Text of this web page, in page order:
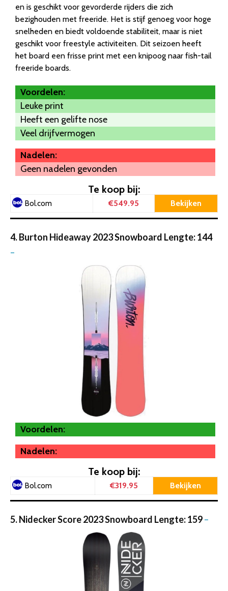
en is geschikt voor gevorderde rijders die zich
bezighouden met freeride. Het is stijf genoeg voor hoge
snelheden en biedt voldoende stabiliteit, maar is niet
geschikt voor freestyle activiteiten. Dit seizoen heeft
het board een frisse print met een knipoog naar fish-tail
freeride boards.
Voordelen:
Leuke print
Heeft een gelifte nose
Veel drijfvermogen
Nadelen:
Geen nadelen gevonden
Te koop bij:
Bol.com €549.95 Bekijken
4. Burton Hideaway 2023 Snowboard Lengte: 144
–
Voordelen:
Nadelen:
Te koop bij:
Bol.com €319.95 Bekijken
5. Nidecker Score 2023 Snowboard Lengte: 159–